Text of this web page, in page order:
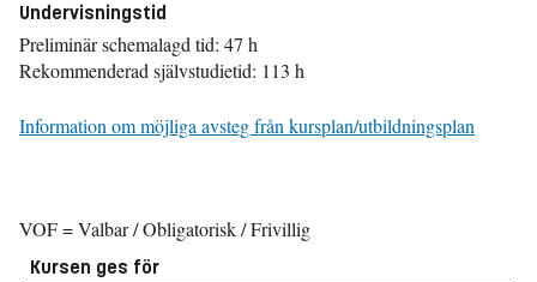
Undervisningstid
Preliminär schemalagd tid: 47 h
Rekommenderad självstudietid: 113 h
Information om möjliga avsteg från kursplan/utbildningsplan
VOF = Valbar / Obligatorisk / Frivillig
Kursen ges för